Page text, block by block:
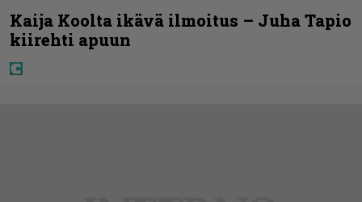
Kaija Koolta ikävä ilmoitus – Juha Tapio
kiirehti apuun